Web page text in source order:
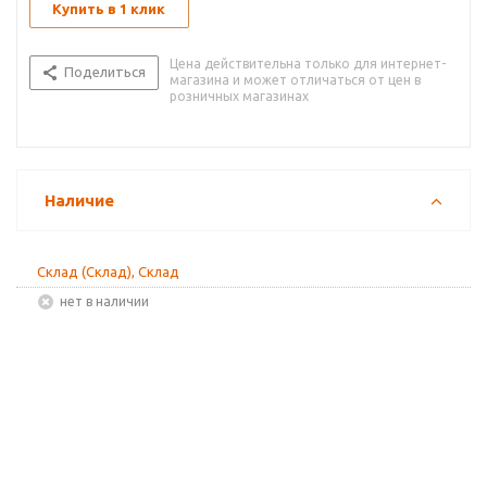
Купить в 1 клик
Поделиться
Цена действительна только для интернет-
магазина и может отличаться от цен в
розничных магазинах
Наличие
Склад (Склад), Склад
Нет в наличии